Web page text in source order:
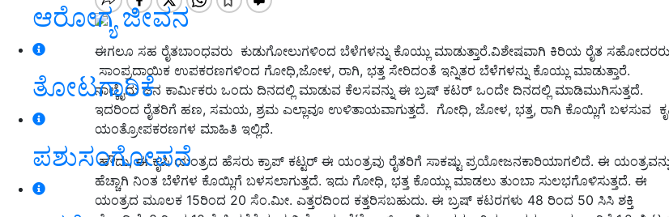
ಆರೋಗ್ಯ ಜೀವನ
ತೋಟಗಾರಿಕೆ
ಪಶುಸಂಗೋಪನೆ
ಈಗಲೂ ಸಹ ರೈತಬಾಂಧವರು ಕುಡುಗೋಲುಗಳಿಂದ ಬೆಳೆಗಳನ್ನು ಕೊಯ್ಲು ಮಾಡುತ್ತಾರೆ.ವಿಶೇಷವಾಗಿ ಕಿರಿಯ ರೈತ ಸಹೋದರರು
ಸಾಂಪ್ರದಾಯಿಕ ಉಪಕರಣಗಳಿಂದ ಗೋಧಿ,ಜೋಳ, ರಾಗಿ, ಭತ್ತ ಸೇರಿದಂತೆ ಇನ್ನಿತರ ಬೆಳೆಗಳನ್ನು ಕೊಯ್ಲು ಮಾಡುತ್ತಾರೆ.
ನಾಲ್ಕೈದು ಜನ ಕಾರ್ಮಿಕರು ಒಂದು ದಿನದಲ್ಲಿ ಮಾಡುವ ಕೆಲಸವನ್ನು ಈ ಬ್ರಷ್ ಕಟರ್ ಒಂದೇ ದಿನದಲ್ಲಿ ಮಾಡಿಮುಗಿಸುತ್ತದೆ.
ಇದರಿಂದ ರೈತರಿಗೆ ಹಣ, ಸಮಯ, ಶ್ರಮ ಎಲ್ಲಾವೂ ಉಳಿತಾಯವಾಗುತ್ತದೆ. ಗೋಧಿ, ಜೋಳ, ಭತ್ತ, ರಾಗಿ ಕೊಯ್ಲಿಗೆ ಬಳಸುವ
ಯಂತ್ರೋಪಕರಣಗಳ ಮಾಹಿತಿ ಇಲ್ಲಿದೆ.
ಹೌದು, ಈ ಕೃಷಿ ಯಂತ್ರದ ಹೆಸರು ಕ್ರಾಪ್ ಕಟ್ಟರ್ ಈ ಯಂತ್ರವು ರೈತರಿಗೆ ಸಾಕಷ್ಟು ಪ್ರಯೋಜನಕಾರಿಯಾಗಲಿದೆ. ಈ
ಹೆಚ್ಚಾಗಿ ನಿಂತ ಬೆಳೆಗಳ ಕೊಯ್ಲಿಗೆ ಬಳಸಲಾಗುತ್ತದೆ. ಇದು ಗೋಧಿ, ಭತ್ತ ಕೊಯ್ಲು ಮಾಡಲು ತುಂಬಾ ಸುಲಭಗೊಳಿಸುತ್ತದೆ. ಈ
ಯಂತ್ರದ ಮೂಲಕ 15ರಿಂದ 20 ಸೆಂ.ಮೀ. ಎತ್ತರದಿಂದ ಕತ್ತರಿಸಬಹುದು. ಈ ಬ್ರಷ್ ಕಟರಗಳು 48 ರಿಂದ 50 ಸಿಸಿ ಶಕ್ತಿ